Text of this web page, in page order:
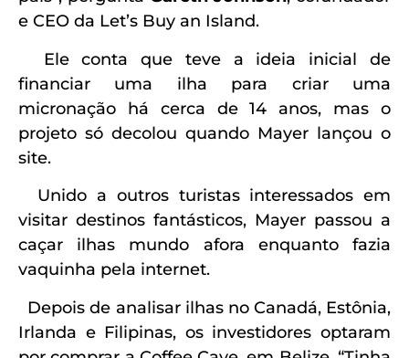
e CEO da Let’s Buy an Island.
Ele conta que teve a ideia inicial de
financiar uma ilha para criar uma
micronação há cerca de 14 anos, mas o
projeto só decolou quando Mayer lançou o
site.
Unido a outros turistas interessados em
visitar destinos fantásticos, Mayer passou a
caçar ilhas mundo afora enquanto fazia
vaquinha pela internet.
Depois de analisar ilhas no Canadá, Estônia,
Irlanda e Filipinas, os investidores optaram